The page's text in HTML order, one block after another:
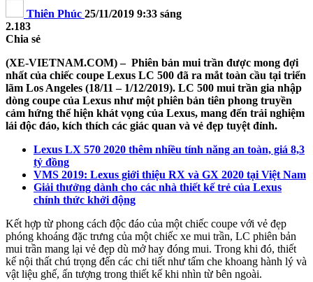
Thiên Phúc 25/11/2019 9:33 sáng
2.183
Chia sẻ
(XE-VIETNAM.COM) – Phiên bản mui trần được mong đợi
nhất của chiếc coupe Lexus LC 500 đã ra mắt toàn cầu tại triển
lãm Los Angeles (18/11 – 1/12/2019). LC 500 mui trần gia nhập
dòng coupe của Lexus như một phiên bản tiên phong truyền
cảm hứng thể hiện khát vọng của Lexus, mang đến trải nghiệm
lái độc đáo, kích thích các giác quan và vẻ đẹp tuyệt đỉnh.
Lexus LX 570 2020 thêm nhiều tính năng an toàn, giá 8,3
tỷ đồng
VMS 2019: Lexus giới thiệu RX và GX 2020 tại Việt Nam
Giải thưởng dành cho các nhà thiết kế trẻ của Lexus
chính thức khởi động
Kết hợp từ phong cách độc đáo của một chiếc coupe với vẻ đẹp
phóng khoáng đặc trưng của một chiếc xe mui trần, LC phiên bản
mui trần mang lại vẻ đẹp dù mở hay đóng mui. Trong khi đó, thiết
kế nội thất chú trọng đến các chi tiết như tấm che khoang hành lý và
vật liệu ghế, ấn tượng trong thiết kế khi nhìn từ bên ngoài.